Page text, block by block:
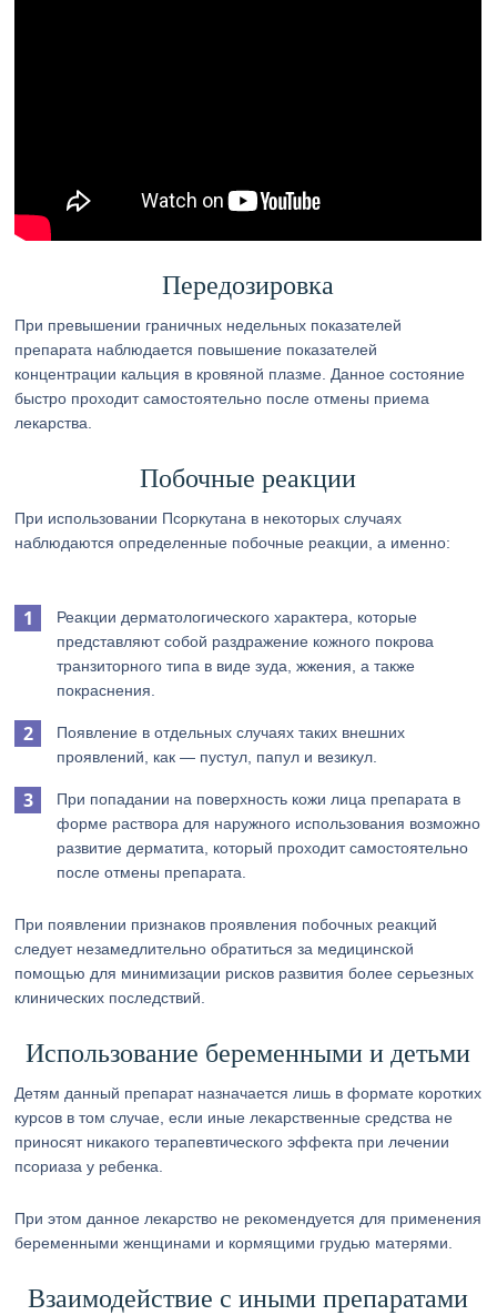
Передозировка
При превышении граничных недельных показателей
препарата наблюдается повышение показателей
концентрации кальция в кровяной плазме. Данное состояние
быстро проходит самостоятельно после отмены приема
лекарства.
Побочные реакции
При использовании Псоркутана в некоторых случаях
наблюдаются определенные побочные реакции, а именно:
Реакции дерматологического характера, которые
представляют собой раздражение кожного покрова
транзиторного типа в виде зуда, жжения, а также
покраснения.
Появление в отдельных случаях таких внешних
проявлений, как — пустул, папул и везикул.
При попадании на поверхность кожи лица препарата в
форме раствора для наружного использования возможно
развитие дерматита, который проходит самостоятельно
после отмены препарата.
При появлении признаков проявления побочных реакций
следует незамедлительно обратиться за медицинской
помощью для минимизации рисков развития более серьезных
клинических последствий.
Использование беременными и детьми
Детям данный препарат назначается лишь в формате коротких
курсов в том случае, если иные лекарственные средства не
приносят никакого терапевтического эффекта при лечении
псориаза у ребенка.
При этом данное лекарство не рекомендуется для применения
беременными женщинами и кормящими грудью матерями.
Взаимодействие с иными препаратами